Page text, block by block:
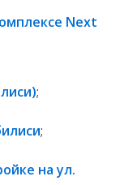
Next
;
;
на ул.